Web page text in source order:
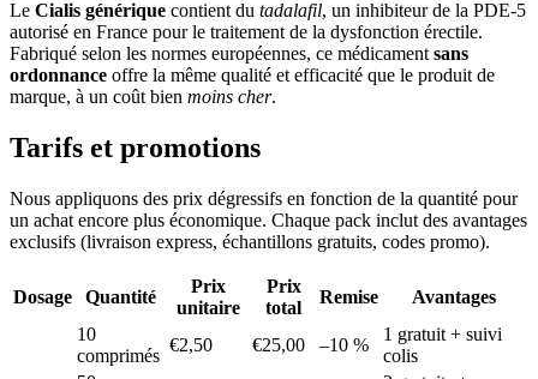
Le Cialis générique contient du tadalafil, un inhibiteur de la PDE-5
autorisé en France pour le traitement de la dysfonction érectile.
Fabriqué selon les normes européennes, ce médicament sans
ordonnance offre la même qualité et efficacité que le produit de
marque, à un coût bien moins cher.
Tarifs et promotions
Nous appliquons des prix dégressifs en fonction de la quantité pour
un achat encore plus économique. Chaque pack inclut des avantages
exclusifs (livraison express, échantillons gratuits, codes promo).
Dosage Quantité
Prix
unitaire
Prix
total
Remise
Avantages
10
comprimés
€2,50 €25,00 –10 %
1 gratuit + suivi
colis